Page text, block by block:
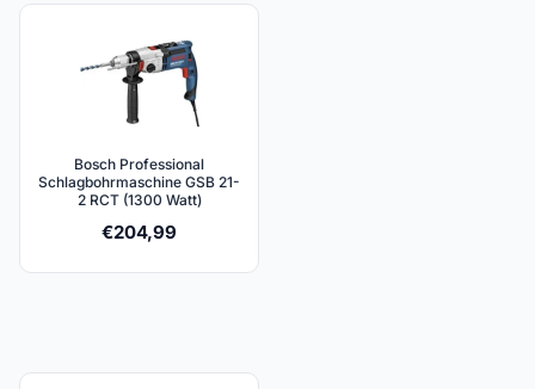
Bosch Professional
Schlagbohrmaschine GSB 21-
2 RCT (1300 Watt)
€204,99